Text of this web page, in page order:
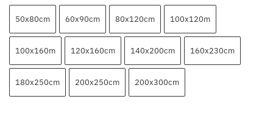
50x80cm 60x90cm 80x120cm 100x120m
100x160m 120x160cm 140x200cm 160x230cm
180x250cm 200x250cm 200x300cm